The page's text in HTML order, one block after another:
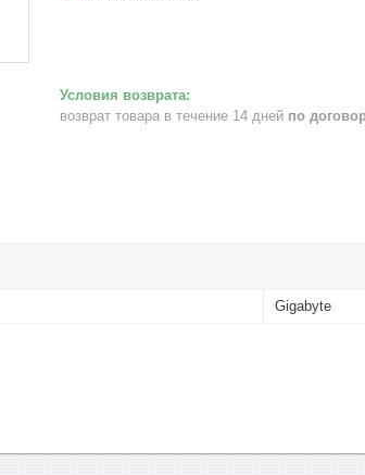
возврат товара в течение 14 дней по
Gigabyte